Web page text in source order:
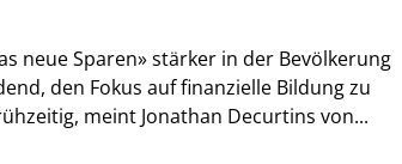
neue Sparen» stärker in der Bevölkerung
den Fokus auf finanzielle Bildung zu
meint Jonathan Decurtins von...